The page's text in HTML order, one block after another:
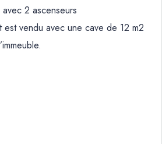
2 ascenseurs
est vendu avec une cave de 12 m2